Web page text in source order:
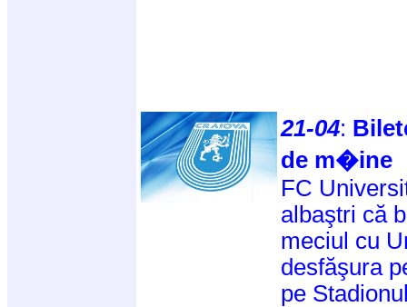
21-04:
de m�ine
FC
albaştri că
meciul cu
desfăşura
pe